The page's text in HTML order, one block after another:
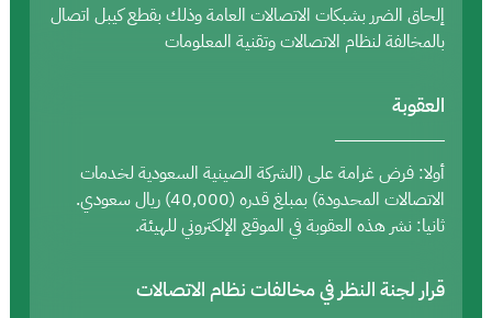
إلحاق الضرر بشبكات الاتصالات العامة وذلك بقطع كيبل اتصال
بالمخالفة لنظام الاتصالات وتقنية المعلومات
العقوبة
أولا: فرض غرامة على (الشركة الصينية السعودية لخدمات
الاتصالات المحدودة) بمبلغ قدره (40,000) ريال سعودي.
ثانيا: نشر هذه العقوبة في الموقع الإلكتروني للهيئة.
قرار لجنة النظر في مخالفات نظام الاتصالات